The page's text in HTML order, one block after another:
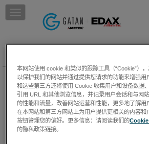
T
o
n
a
v
g
a
3 天 上午 9:00 到下午 5:00 星期二 — 星期
课程费用：免费
更多有关信息，请联系：
本网站使用 cookie 和类似的跟踪工具（“Cookie”），
以保护我们的网站并通过提供您请求的功能来增强用
和这些第三方还将使用 Cookie 收集用户和设备数据
引用 URL 和其他浏览信息，并记录用户会话和与网
的性能和流量，改善网站运营和性能，更多地了解用
在本网站和第三方网站上为用户提供更相关的内容和
按钮管理您的偏好。更多信息：请阅读我们的
的隐私政策链接。